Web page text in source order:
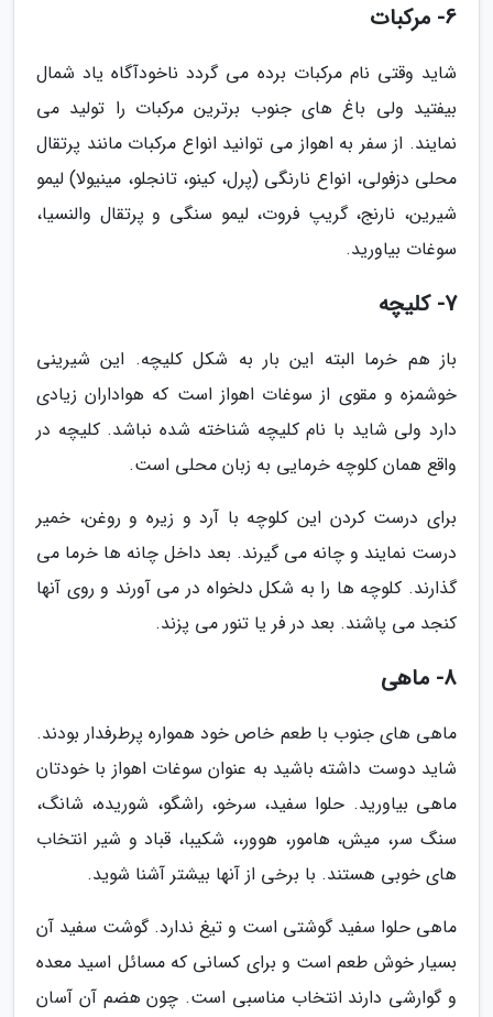
6- مرکبات
شاید وقتی نام مرکبات برده می گردد ناخودآگاه یاد شمال
بیفتید ولی باغ های جنوب برترین مرکبات را تولید می
نمایند. از سفر به اهواز می توانید انواع مرکبات مانند پرتقال
محلی دزفولی، انواع نارنگی (پرل، کینو، تانجلو، مینیولا) لیمو
شیرین، نارنج، گریپ فروت، لیمو سنگی و پرتقال والنسیا،
سوغات بیاورید.
7- کلیچه
باز هم خرما البته این بار به شکل کلیچه. این شیرینی
خوشمزه و مقوی از سوغات اهواز است که هواداران زیادی
دارد ولی شاید با نام کلیچه شناخته شده نباشد. کلیچه در
واقع همان کلوچه خرمایی به زبان محلی است.
برای درست کردن این کلوچه با آرد و زیره و روغن، خمیر
درست نمایند و چانه می گیرند. بعد داخل چانه ها خرما می
گذارند. کلوچه ها را به شکل دلخواه در می آورند و روی آنها
کنجد می پاشند. بعد در فر یا تنور می پزند.
8- ماهی
ماهی های جنوب با طعم خاص خود همواره پرطرفدار بودند.
شاید دوست داشته باشید به عنوان سوغات اهواز با خودتان
ماهی بیاورید. حلوا سفید، سرخو، راشگو، شوریده، شانگ،
سنگ سر، میش، هامور، هوور،، شکیبا، قباد و شیر انتخاب
های خوبی هستند. با برخی از آنها بیشتر آشنا شوید.
ماهی حلوا سفید گوشتی است و تیغ ندارد. گوشت سفید آن
بسیار خوش طعم است و برای کسانی که مسائل اسید معده
و گوارشی دارند انتخاب مناسبی است. چون هضم آن آسان